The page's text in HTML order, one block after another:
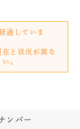
過していま
と状況が異な
。
ンバー